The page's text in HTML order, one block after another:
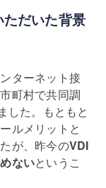
だいた背景
ターネット接
町村で共同調
した。もともと
ルメリットと
が、昨今のVDI
ないというこ